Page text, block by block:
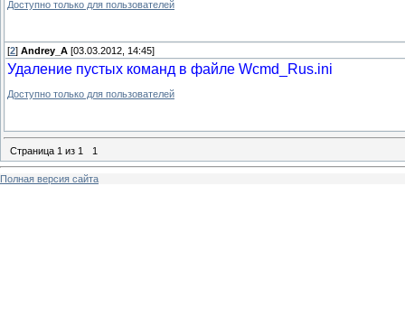
Доступно только для пользователей
[2] Andrey_A [03.03.2012, 14:45]
Удаление пустых команд в файле Wcmd_Rus.ini
Доступно только для пользователей
Страница 1 из 1 1
Полная версия сайта